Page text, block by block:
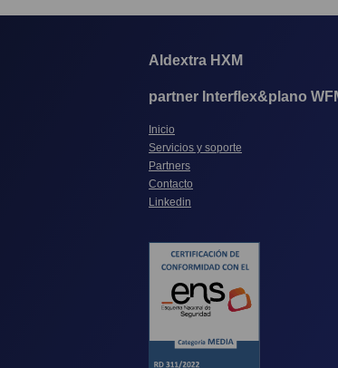
Aldextra HXM
partner Interflex&plano
Inicio
Servicios y soporte
Partners
Contacto
Linkedin